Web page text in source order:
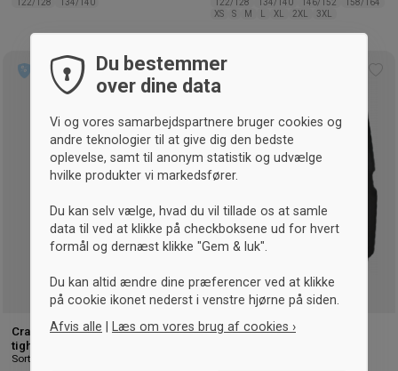
XS
S M XL 2XL 3XL
Tilføj
til
ønskeliste
Craft Pro Control kompressions
tights Lange Junior
Sort & hvid
UNISEX
Select Kompressionsshorts
Du bestemmer
over dine data
Vi og vores samarbejdspartnere bruger cookies og
andre teknologier til at give dig den bedste
oplevelse, samt til anonym statistik og udvælge
hvilke produkter vi markedsfører.
Du kan selv vælge, hvad du vil tillade os at samle
data til ved at klikke på checkboksene ud for hvert
formål og dernæst klikke "Gem & luk".
Du kan altid ændre dine præferencer ved at klikke
på cookie ikonet nederst i venstre hjørne på siden.
Afvis alle | Læs om vores brug af cookies ›